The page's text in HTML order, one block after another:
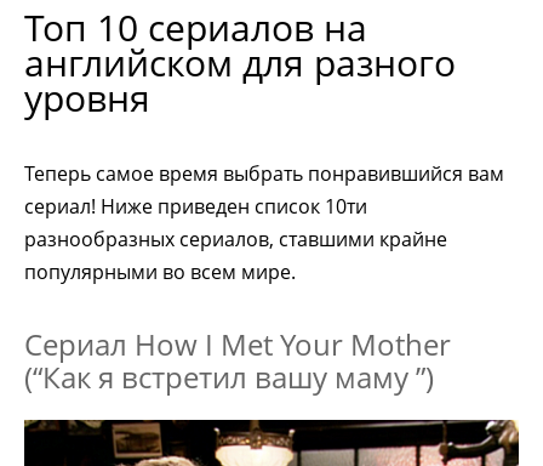
Топ 10 сериалов на
английском для разного
уровня
Теперь самое время выбрать понравившийся вам
сериал! Ниже приведен список 10ти
разнообразных сериалов, ставшими крайне
популярными во всем мире.
Сериал How I Met Your Mother
(“Как я встретил вашу маму ”)